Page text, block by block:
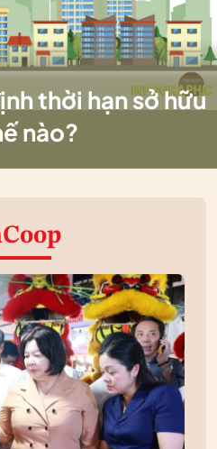
thời hạn sở hữu
nào?